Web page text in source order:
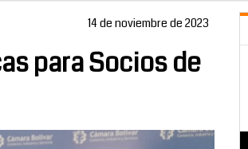
14 de noviembre de 2023
para Socios de